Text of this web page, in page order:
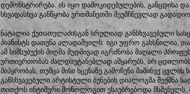
დემონსტრირება. ის იყო დამოკიდებულების, განცდისა და
სხვადასხვა განწყობა ერთმანეთში შეუმჩნევლად
ნატალია ქუთათელაძისგან სრულიად განსხვავებული
პიანისტს დათუნა ალადაშვილს. იგი უფრო გახსნილია,
ამ სიმსუბუქის მიღმა მუდმივად იგრძნობა მაღალი
ურთიერთობას ძალდაუტანებლად ამყარებს, არ
მიპყრობას, თუმცა მისი სცენაზე გამოჩენა მაშინვე
განსხვავებული არტისტული ბუნების დიალოგმა შექმნა
თითქოს ინტიმური მონოლოგით ესაუბრებოდა